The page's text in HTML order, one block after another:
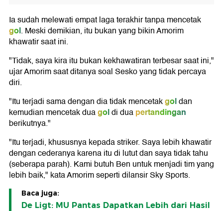
Ia sudah melewati empat laga terakhir tanpa mencetak
gol. Meski demikian, itu bukan yang bikin Amorim
khawatir saat ini.
"Tidak, saya kira itu bukan kekhawatiran terbesar saat ini,"
ujar Amorim saat ditanya soal Sesko yang tidak percaya
diri.
"Itu terjadi sama dengan dia tidak mencetakgoldan
kemudian mencetak duagoldi duapertandingan
berikutnya."
"Itu terjadi, khususnya kepada striker. Saya lebih khawatir
dengan cederanya karena itu di lutut dan saya tidak tahu
(seberapa parah). Kami butuh Ben untuk menjadi tim yang
lebih baik," kata Amorim seperti dilansir Sky Sports.
Baca juga:
De Ligt: MU Pantas Dapatkan Lebih dari Hasil